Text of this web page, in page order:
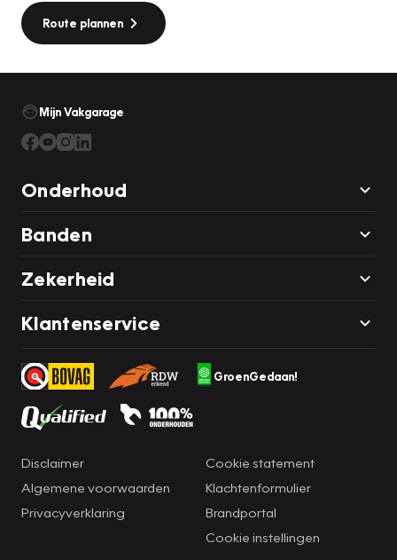
Route plannen
Mijn Vakgarage
Onderhoud
Banden
Zekerheid
Klantenservice
GroenGedaan!
Disclaimer
Algemene voorwaarden
Privacyverklaring
Cookie statement
Klachtenformulier
Brandportal
Cookie instellingen